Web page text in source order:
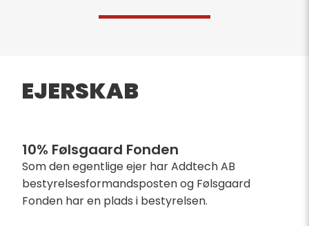
​
EJERSKAB
10% Følsgaard Fonden
Som den egentlige ejer har Addtech AB
bestyrelsesformandsposten og Følsgaard
Fonden har en plads i bestyrelsen.